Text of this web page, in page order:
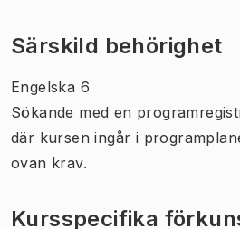
Särskild behörighet
Engelska 6
Sökande med en
där kursen ingår i
ovan krav.
Kursspecifika